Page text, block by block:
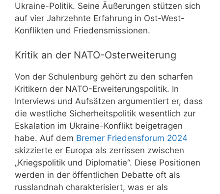
Ukraine-Politik. Seine Äußerungen stützen sich
auf vier Jahrzehnte Erfahrung in Ost-West-
Konflikten und Friedensmissionen.
Kritik an der NATO-Osterweiterung
Von der Schulenburg gehört zu den scharfen
Kritikern der NATO-Erweiterungspolitik. In
Interviews und Aufsätzen argumentiert er, dass
die westliche Sicherheitspolitik wesentlich zur
Eskalation im Ukraine-Konflikt beigetragen
habe. Auf dem Bremer Friedensforum 2024
skizzierte er Europa als zerrissen zwischen
„Kriegspolitik und Diplomatie“. Diese Positionen
werden in der öffentlichen Debatte oft als
russlandnah charakterisiert, was er als